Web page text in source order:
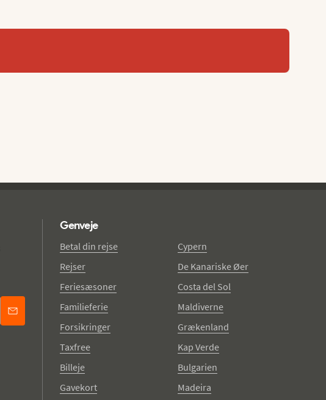
Genveje
Betal din rejse
Rejser
Feriesæsoner
Familieferie
Forsikringer
Taxfree
Billeje
Gavekort
Cypern
De Kanariske Øer
Costa del Sol
Maldiverne
Grækenland
Kap Verde
Bulgarien
Madeira